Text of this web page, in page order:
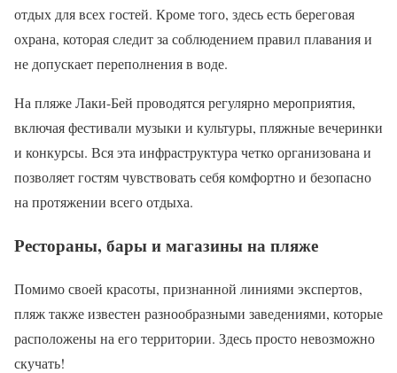
отдых для всех гостей. Кроме того, здесь есть береговая
охрана, которая следит за соблюдением правил плавания и
не допускает переполнения в воде.
На пляже Лаки-Бей проводятся регулярно мероприятия,
включая фестивали музыки и культуры, пляжные вечеринки
и конкурсы. Вся эта инфраструктура четко организована и
позволяет гостям чувствовать себя комфортно и безопасно
на протяжении всего отдыха.
Рестораны, бары и магазины на пляже
Помимо своей красоты, признанной линиями экспертов,
пляж также известен разнообразными заведениями, которые
расположены на его территории. Здесь просто невозможно
скучать!